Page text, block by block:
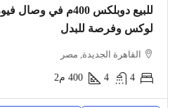
للبيع دوبلكس 400م في
لوكس وفرصة للبدل
القاهرة الجديدة, مصر
4
4
400 م2